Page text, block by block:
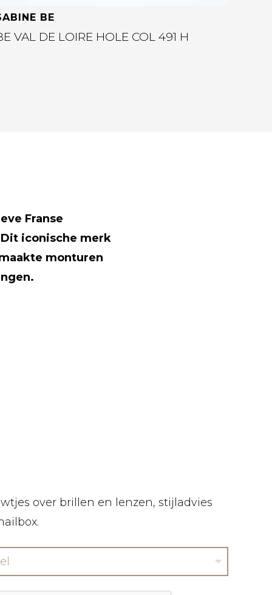
BE
VAL DE LOIRE HOLE COL 491 H
Franse
iconische merk
monturen
over brillen en lenzen, stijladvies